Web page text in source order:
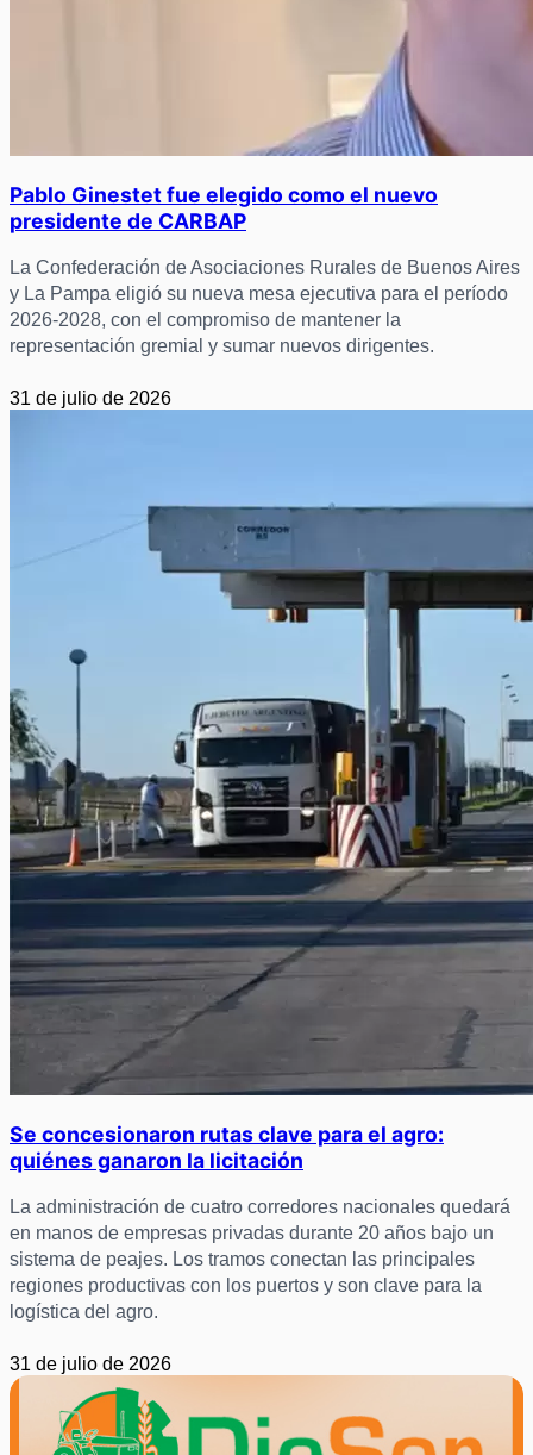
Pablo Ginestet fue elegido como el nuevo
presidente de CARBAP
La Confederación de Asociaciones Rurales de Buenos Aires
y La Pampa eligió su nueva mesa ejecutiva para el período
2026-2028, con el compromiso de mantener la
representación gremial y sumar nuevos dirigentes.
31 de julio de 2026
Se concesionaron rutas clave para el agro:
quiénes ganaron la licitación
La administración de cuatro corredores nacionales quedará
en manos de empresas privadas durante 20 años bajo un
sistema de peajes. Los tramos conectan las principales
regiones productivas con los puertos y son clave para la
logística del agro.
31 de julio de 2026